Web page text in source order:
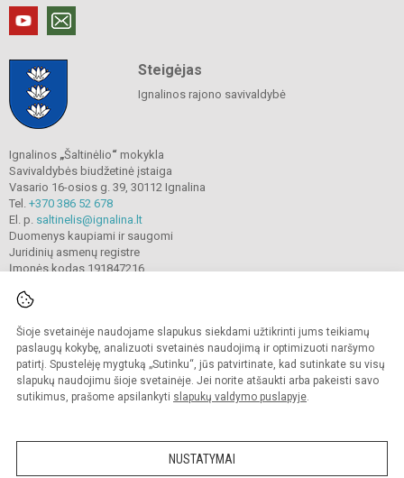
Šioje svetainėje naudojame slapukus siekdami užtikrinti jums teikiamų
paslaugų kokybę, analizuoti svetainės naudojimą ir optimizuoti naršymo
patirtį. Spustelėję mygtuką „Sutinku“, jūs patvirtinate, kad sutinkate su visų
slapukų naudojimu šioje svetainėje. Jei norite atšaukti arba pakeisti savo
sutikimus, prašome apsilankyti slapukų valdymo puslapyje.
NUSTATYMAI
Steigėjas
Ignalinos rajono savivaldybė
Ignalinos „Šaltinėlio“ mokykla
Savivaldybės biudžetinė įstaiga
Vasario 16-osios g. 39, 30112 Ignalina
Tel. +370 386 52 678
El. p. saltinelis@ignalina.lt
Duomenys kaupiami ir saugomi
Juridinių asmenų registre
Įmonės kodas 191847216
© 2022. Ignalinos„Šaltinėlio “mokykla. Visos teisės saugomos.
Kopijuoti turinį be raštiško gimnazijos sutikimo griežtai draudžiama.
Prieinamumo paraiška Slapukų valdymas
Sumanus būdas atnaujinti